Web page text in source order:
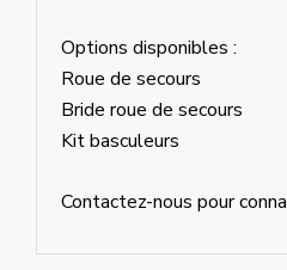
Options disponibles :
Roue de secours
Bride roue de secours
Kit basculeurs
Contactez-nous pour